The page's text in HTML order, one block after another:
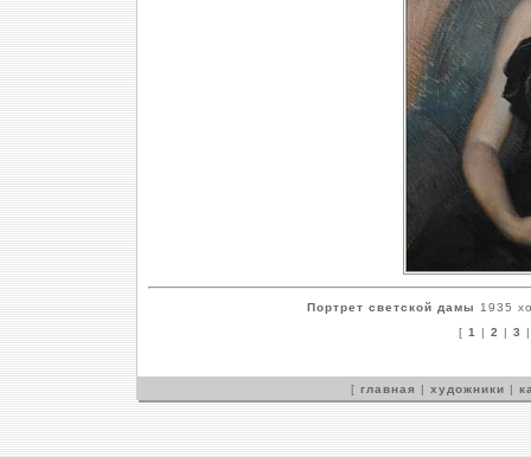
Портрет светской дамы
1935
[ 1 | 2 | 3
[ главная | художники |